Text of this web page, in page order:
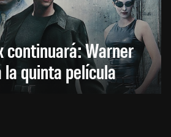
continuará: Warner
quinta película